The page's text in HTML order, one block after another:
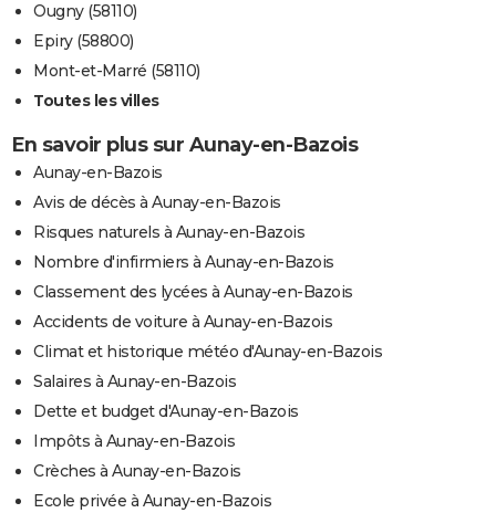
Ougny (58110)
Epiry (58800)
Mont-et-Marré (58110)
Toutes les villes
En savoir plus sur Aunay-en-Bazois
Aunay-en-Bazois
Avis de décès à Aunay-en-Bazois
Risques naturels à Aunay-en-Bazois
Nombre d'infirmiers à Aunay-en-Bazois
Classement des lycées à Aunay-en-Bazois
Accidents de voiture à Aunay-en-Bazois
Climat et historique météo d'Aunay-en-Bazois
Salaires à Aunay-en-Bazois
Dette et budget d'Aunay-en-Bazois
Impôts à Aunay-en-Bazois
Crèches à Aunay-en-Bazois
Ecole privée à Aunay-en-Bazois